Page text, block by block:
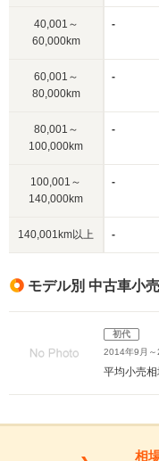
40,001～
60,000km
-
60,001～
80,000km
-
80,001～
100,000km
-
100,001～
140,000km
-
140,001km以上 -
モデル別 中古車小
初代
2014年9月～
平均小売
相